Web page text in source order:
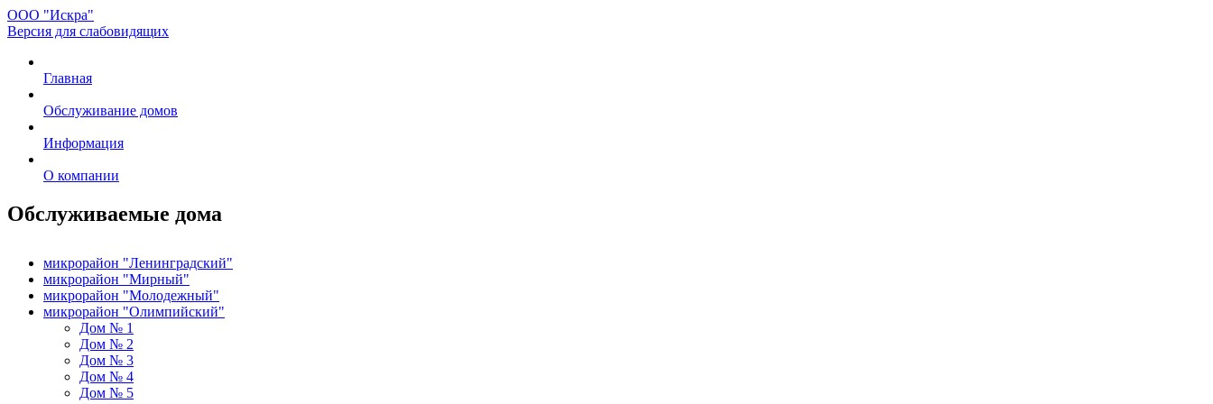
ООО "Искра"
Версия для слабовидящих
Главная
Обслуживание домов
Информация
О компании
Обслуживаемые дома
микрорайон "Ленинградский"
микрорайон "Мирный"
микрорайон "Молодежный"
микрорайон "Олимпийский"
Дом № 1
Дом № 2
Дом № 3
Дом № 4
Дом № 5